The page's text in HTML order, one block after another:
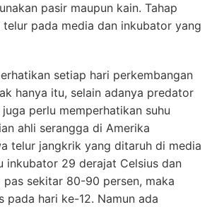
pasir maupun kain. Tahap
telur pada media dan inkubator yang
setiap hari perkembangan
hanya itu, selain adanya predator
perlu memperhatikan suhu
ahli serangga di Amerika
telur jangkrik yang ditaruh di media
inkubator 29 derajat Celsius dan
pas sekitar 80-90 persen, maka
pada hari ke-12. Namun ada